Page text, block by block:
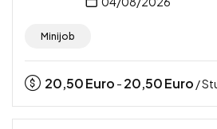
Minijob
20,50Euro - 20,50Euro /